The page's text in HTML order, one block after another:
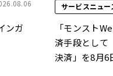
ンガ
サービスニュー
「モンスト
済手段として
決済」を8月6